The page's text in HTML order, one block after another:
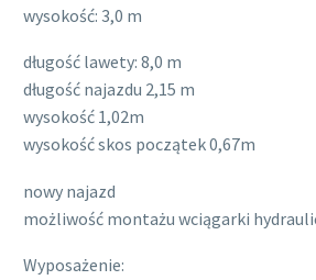
wysokość: 3,0 m
długość lawety: 8,0 m
długość najazdu 2,15 m
wysokość 1,02m
wysokość skos początek 0,67m
nowy najazd
możliwość montażu wciągarki
Wyposażenie: